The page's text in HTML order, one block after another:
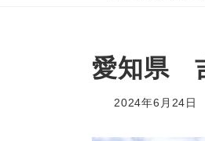
愛知県
2024年6月24日